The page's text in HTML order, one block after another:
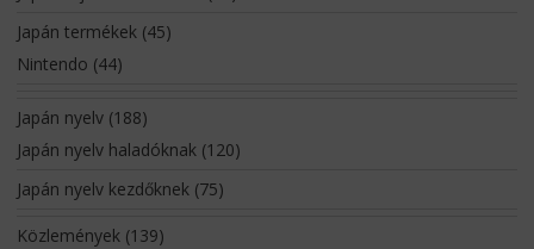
Japán termékek(45)
Nintendo (44)
Japán nyelv(188)
Japán nyelv haladóknak(120)
Japán nyelv kezdőknek(75)
Közlemények(139)